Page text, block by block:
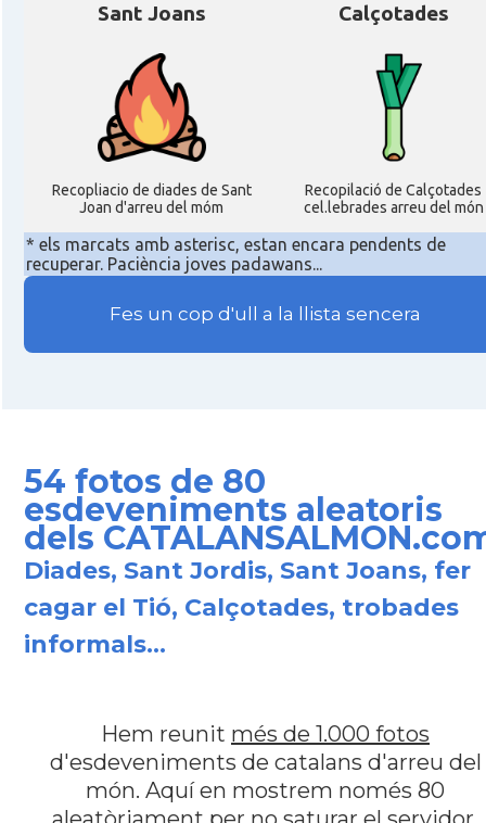
Sant Joans
Recopliacio de diades de Sant
Joan d'arreu del móm
Calçotades
Recopilació de Calçotades
cel.lebrades arreu del món
* els marcats amb asterisc, estan encara pendents de
recuperar. Paciència joves padawans...
Fes un cop d'ull a la llista sencera
54 fotos de 80
esdeveniments aleatoris
dels
Diades, Sant Jordis, Sant Joans, fer
cagar el Tió, Calçotades, trobades
informals...
Hem reunit més de 1.000 fotos
d'esdeveniments de catalans d'arreu del
món. Aquí en mostrem només 80